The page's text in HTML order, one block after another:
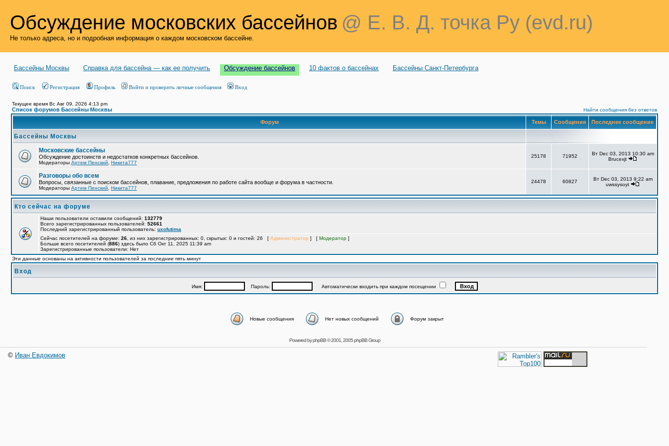
Обсуждение московских бассейнов @ Е. В. Д. точка Ру (evd.ru)
Не только адреса, но и подробная информация о каждом московском бассейне.
Бассейны Москвы Справка для бассейна — как ее получить Обсуждение бассейнов 10 фактов о бассейнах Бассейны Санкт-Петербурга
Поиск Регистрация Профиль Войти и проверить личные сообщения Вход
Текущее время Вс Авг 09, 2026 4:13 pm
Список форумов Бассейны Москвы Найти сообщения без ответов
Форум Темы Сообщения Последнее сообщение
Бассейны Москвы
Московские бассейны
Обсуждение достоинств и недостатков конкретных бассейнов.
Модераторы Артем Пенский Никита777
25178 71952
Вт Dec 03, 2013 10:30 am
Brucexjt
Разговоры обо всем
Вопросы, связанные с поиском бассейнов, плавание, предложения по работе сайта вообще и форума в частности.
Модераторы Артем Пенский Никита777
24478 60827
Вт Dec 03, 2013 9:22 am
uwssysoyt
Кто сейчас на форуме
Наши пользователи оставили сообщений: 132779
Всего зарегистрированных пользователей: 52661
Последний зарегистрированный пользователь: uxofutima
Сейчас посетителей на форуме: 26 , из них зарегистрированных: 0, скрытых: 0 и гостей: 26 [ Администратор ] [ Модератор ]
Больше всего посетителей (886) здесь было Сб Окт 11, 2025 11:39 am
Зарегистрированные пользователи: Нет
Эти данные основаны на активности пользователей за последние пять минут
Вход
Имя: Пароль: Автоматически входить при каждом посещении
Новые сообщения Нет новых сообщений Форум закрыт
Powered byphpBB© 2001, 2005 phpBB Group
© Иван Евдокимов